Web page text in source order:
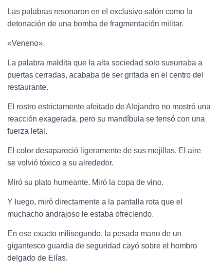
Las palabras resonaron en el exclusivo salón como la
detonación de una bomba de fragmentación militar.
«Veneno».
La palabra maldita que la alta sociedad solo susurraba a
puertas cerradas, acababa de ser gritada en el centro del
restaurante.
El rostro estrictamente afeitado de Alejandro no mostró una
reacción exagerada, pero su mandíbula se tensó con una
fuerza letal.
El color desapareció ligeramente de sus mejillas. El aire
se volvió tóxico a su alrededor.
Miró su plato humeante. Miró la copa de vino.
Y luego, miró directamente a la pantalla rota que el
muchacho andrajoso le estaba ofreciendo.
En ese exacto milisegundo, la pesada mano de un
gigantesco guardia de seguridad cayó sobre el hombro
delgado de Elías.